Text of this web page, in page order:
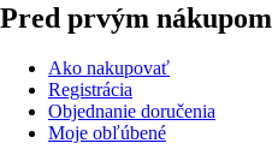
Pred prvým nákupom
Ako nakupovať
Registrácia
Objednanie doručenia
Moje obľúbené